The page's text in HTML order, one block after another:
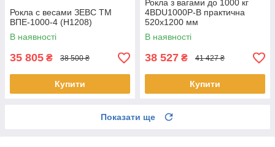
Рокла с весами ЗЕВС ТМ
ВПЕ-1000-4 (Н1208)
В наявності
35 805 ₴ 38 500 ₴
Купити
Рокла з вагами до 1000 кг
4BDU1000P-В практична
520x1200 мм
В наявності
38 527 ₴ 41 427 ₴
Купити
Показати ще